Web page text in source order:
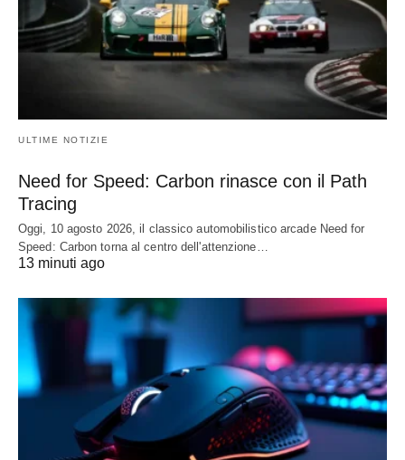
ULTIME NOTIZIE
Need for Speed: Carbon rinasce con il Path
Tracing
Oggi, 10 agosto 2026, il classico automobilistico arcade Need for
Speed: Carbon torna al centro dell'attenzione…
13 minuti ago